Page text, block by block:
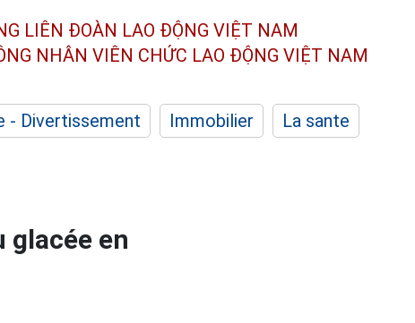
LIÊN ĐOÀN LAO ĐỘNG VIỆT NAM
NHÂN VIÊN CHỨC LAO ĐỘNG VIỆT NAM
- Divertissement Immobilier
La sante
glacée en